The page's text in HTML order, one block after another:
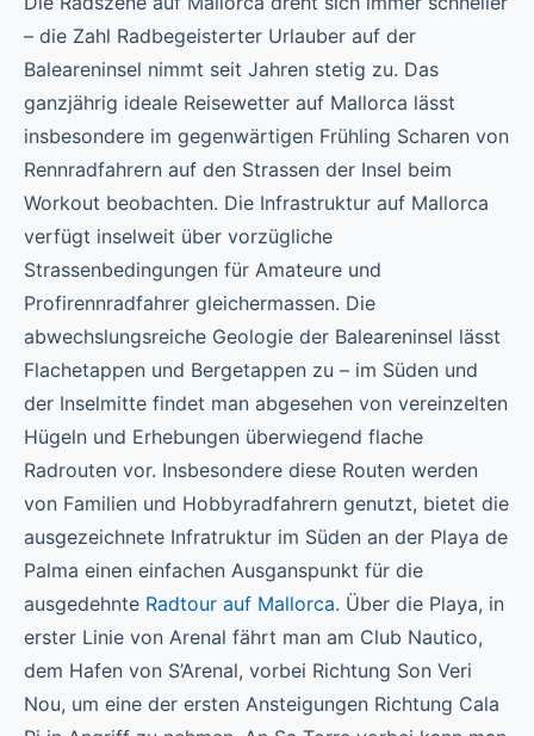
– die Zahl Radbegeisterter Urlauber auf der
Baleareninsel nimmt seit Jahren stetig zu. Das
ganzjährig ideale Reisewetter auf Mallorca lässt
insbesondere im gegenwärtigen Frühling Scharen von
Rennradfahrern auf den Strassen der Insel beim
Workout beobachten. Die Infrastruktur auf Mallorca
verfügt inselweit über vorzügliche
Strassenbedingungen für Amateure und
Profirennradfahrer gleichermassen. Die
abwechslungsreiche Geologie der Baleareninsel lässt
Flachetappen und Bergetappen zu – im Süden und
der Inselmitte findet man abgesehen von vereinzelten
Hügeln und Erhebungen überwiegend flache
Radrouten vor. Insbesondere diese Routen werden
von Familien und Hobbyradfahrern genutzt, bietet die
ausgezeichnete Infratruktur im Süden an der Playa de
Palma einen einfachen Ausganspunkt für die
ausgedehnte Radtour auf Mallorca. Über die Playa, in
erster Linie von Arenal fährt man am Club Nautico,
dem Hafen von S’Arenal, vorbei Richtung Son Veri
Nou, um eine der ersten Ansteigungen Richtung Cala